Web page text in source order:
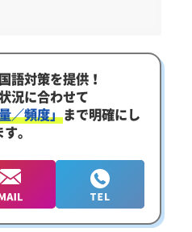
語対策を提供！
況に合わせて
／頻度」まで明確にし
。